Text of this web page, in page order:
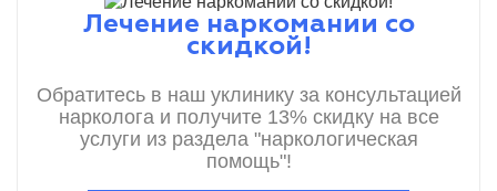
Лечение наркомании со
скидкой!
Обратитесь в наш уклинику за консультацией
нарколога и получите 13% скидку на все
услуги из раздела "наркологическая
помощь"!